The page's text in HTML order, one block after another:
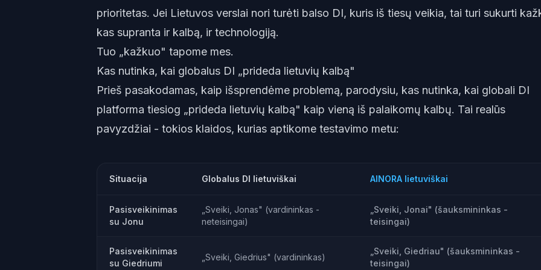
prioritetas. Jei Lietuvos verslai nori turėti balso DI, kuris iš tiesų veikia, tai turi sukurti
kas supranta ir kalbą, ir technologiją.
Tuo „kažkuo" tapome mes.
Kas nutinka, kai globalus DI „prideda lietuvių kalbą"
Prieš pasakodamas, kaip išsprendėme problemą, parodysiu, kas nutinka, kai globali DI
platforma tiesiog „prideda lietuvių kalbą" kaip vieną iš palaikomų kalbų. Tai realūs
pavyzdžiai - tokios klaidos, kurias aptikome testavimo metu:
Situacija Globalus DI lietuviškai AINORA lietuviškai
Pasisveikinimas
su Jonu
„Sveiki, Jonas" (vardininkas -
neteisingai)
„Sveiki, Jonai" (šauksmininkas -
teisingai)
Pasisveikinimas
su Giedriumi
„Sveiki, Giedrius" (vardininkas)
„Sveiki, Giedriau" (šauksmininkas -
teisingai)